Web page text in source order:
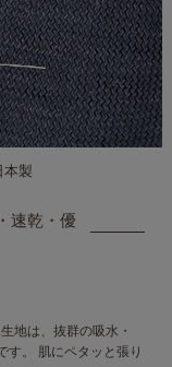
速乾・優
本製
地は、抜群の吸水・
す。 肌にペタッと張り